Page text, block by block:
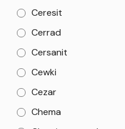
Ceresit
Cerrad
Cersanit
Cewki
Cezar
Chema